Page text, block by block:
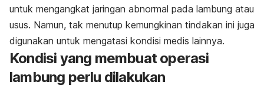
untuk mengangkat jaringan abnormal pada lambung atau
usus. Namun, tak menutup kemungkinan tindakan ini juga
digunakan untuk mengatasi kondisi medis lainnya.
Kondisi yang membuat operasi
lambung perlu dilakukan